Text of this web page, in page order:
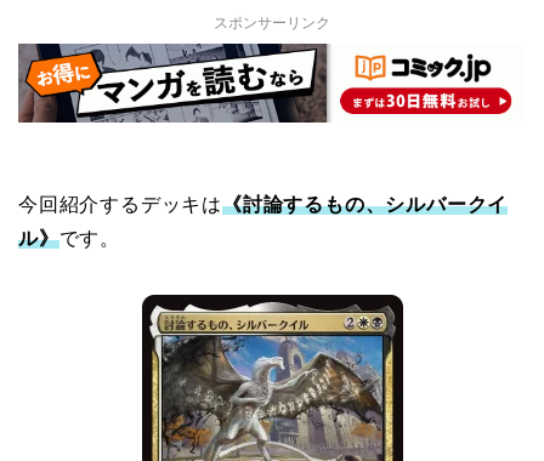
スポンサーリンク
今回紹介するデッキは《討論するもの、シルバークイ
ル》です。